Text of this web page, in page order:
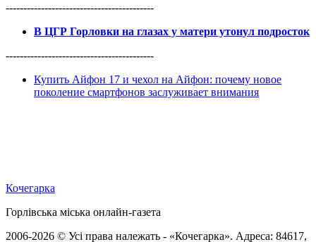
------------------------------------------
В ЦГР Горловки на глазах у матери утонул подросток
------------------------------------------
Купить Айфон 17 и чехол на Айфон: почему новое
поколение смартфонов заслуживает внимания
Кочегарка
Горлівська міська онлайн-газета
2006-2026 © Усі права належать - «Кочегарка». Адреса: 84617,